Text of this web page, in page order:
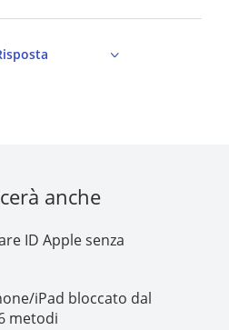
anche
ID Apple senza
iPad bloccato dal
metodi